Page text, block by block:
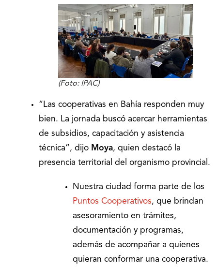
(Foto: IPAC)
“Las cooperativas en Bahía responden muy
bien. La jornada buscó acercar herramientas
de subsidios, capacitación y asistencia
técnica”, dijo Moya, quien destacó la
presencia territorial del organismo provincial.
Nuestra ciudad forma parte de los
Puntos Cooperativos, que brindan
asesoramiento en trámites,
documentación y programas,
además de acompañar a quienes
quieran conformar una cooperativa.